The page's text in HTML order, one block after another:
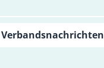
Verbandsnachrichten